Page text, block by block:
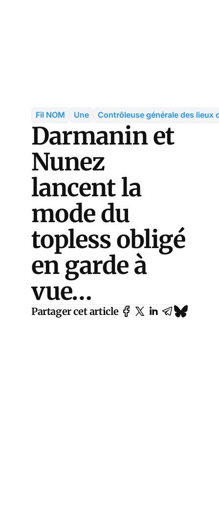
Fil NOM Une Contrôleuse générale des lieux
Darmanin et
Nunez
lancent la
mode du
topless obligé
en garde à
vue…
Partager cet article